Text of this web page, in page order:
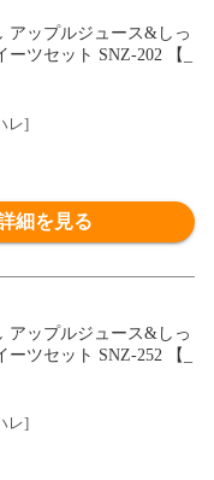
アップルジュース&しっ
ツセット SNZ-202 【_
レ]
細を見る
アップルジュース&しっ
ツセット SNZ-252 【_
レ]